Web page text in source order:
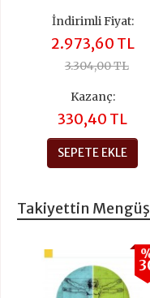
İndirimli Fiyat:
2.973,60 TL
3.304,00 TL
Kazanç:
330,40 TL
SEPETE EKLE
Takiyettin